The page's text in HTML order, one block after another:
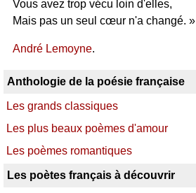
Vous avez trop vécu loin d'elles,
Mais pas un seul cœur n'a changé. »
André Lemoyne.
Anthologie de la poésie française
Les grands classiques
Les plus beaux poèmes d'amour
Les poèmes romantiques
Les poètes français à découvrir